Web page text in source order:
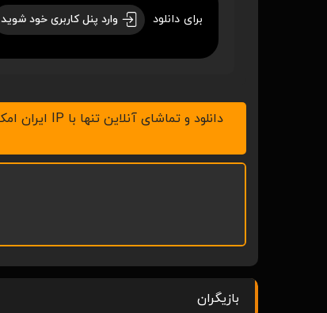
برای دانلود وارد پنل کاربری خود شوید
دانلود و تماشای آنلاین تنها با IP ایران امکانپذیر است، لطفاً v.p.n خود را خاموش کنید ، همچنین با نرم افزار IDM در رایانه و ADM در موبایل اقدام به دانلود نمائید.
بازیگران